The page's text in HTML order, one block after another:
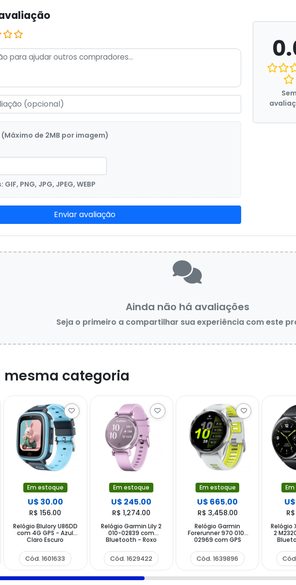
(Máximo de 2MB por imagem)
PNG, JPG, JPEG, WEBP
Enviar avaliação
Sem
Ainda não há avaliações
Seja o primeiro a compartilhar sua experiência com este
mesma categoria
Em estoque
U$ 30.00
R$ 156.00
Relógio Blulory U86DD
com 4G GPS - Azul
Claro Escuro
Cód. 1601633
Em estoque
U$ 245.00
R$ 1,274.00
Relógio Garmin Lily 2
010-02839 com
Bluetooth - Roxo
Cód. 1629422
Em estoque
U$ 665.00
R$ 3,458.00
Relógio Garmin
Forerunner 970 010-
02969 com GPS
Amarelo
Cód. 1639896
Relógio
2